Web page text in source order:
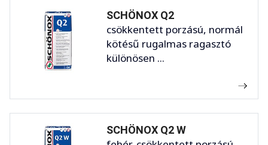
SCHÖNOX Q2
csökkentett porzású, normál
kötésű rugalmas ragasztó
különösen ...
SCHÖNOX Q2 W